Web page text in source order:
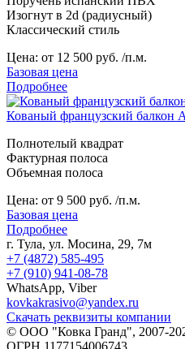
Изогнут в 2d (радиусный)
Классический стиль
Цена: от 12 500 руб. /п.м.
Базовая цена
Подробнее
Кованый французский
Полнотелый квадрат
Фактурная полоса
Объемная полоса
Цена: от 9 500 руб. /п.м.
Базовая цена
Подробнее
г. Тула, ул. Мосина, 29, 7м
+7 (4872) 585-495
+7 (910) 941-08-78
WhatsApp, Viber
kovkakrasivo@yandex.ru
Скачать реквизиты компании
© ООО "Ковка Гранд", 2007-
ОГРН 1177154006743